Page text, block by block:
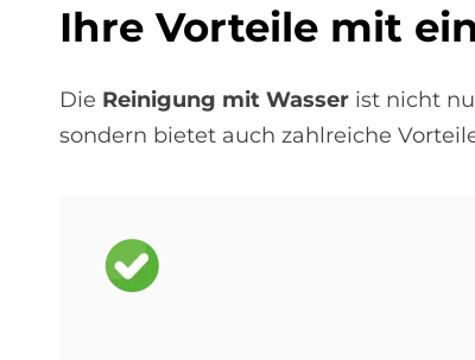
Ihre Vor­teile mit
Die Reinigung mit Wasser ist nicht
sondern bietet auch zahlreiche
Bild